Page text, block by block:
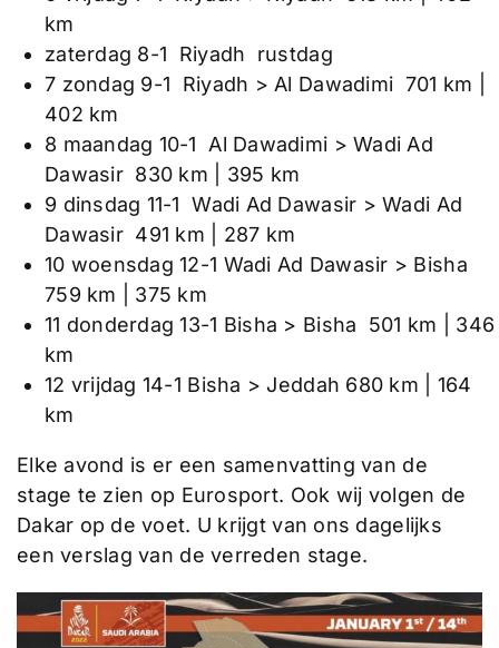
km
zaterdag 8-1 Riyadh rustdag
7 zondag 9-1 Riyadh > Al Dawadimi 701 km |
402 km
8 maandag 10-1 Al Dawadimi > Wadi Ad
Dawasir 830 km | 395 km
9 dinsdag 11-1 Wadi Ad Dawasir > Wadi Ad
Dawasir 491 km | 287 km
10 woensdag 12-1 Wadi Ad Dawasir > Bisha
759 km | 375 km
11 donderdag 13-1 Bisha > Bisha 501 km | 346
km
12 vrijdag 14-1 Bisha > Jeddah 680 km | 164
km
Elke avond is er een samenvatting van de
stage te zien op Eurosport. Ook wij volgen de
Dakar op de voet. U krijgt van ons dagelijks
een verslag van de verreden stage.